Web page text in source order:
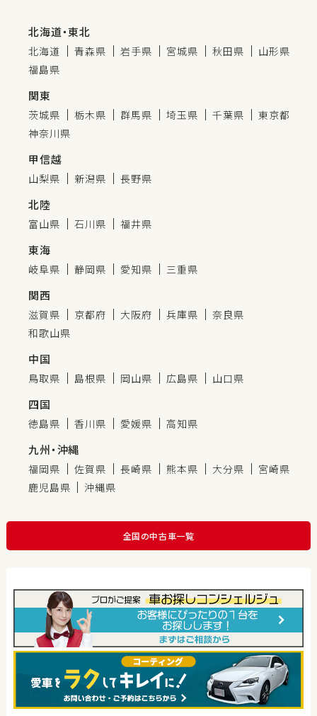
北海道・東北
北海道 青森県 岩手県 宮城県 秋田県
山形県
福島県
関東
茨城県 栃木県 群馬県 埼玉県 千葉県
東京都
神奈川県
甲信越
山梨県 新潟県 長野県
北陸
富山県 石川県 福井県
東海
岐阜県 静岡県 愛知県 三重県
関西
滋賀県 京都府 大阪府 兵庫県
奈良県
和歌山県
中国
鳥取県 島根県 岡山県 広島県 山口県
四国
徳島県 香川県 愛媛県 高知県
九州・沖縄
福岡県 佐賀県 長崎県 熊本県 大分県
宮崎県
鹿児島県
沖縄県
全国の中古車一覧